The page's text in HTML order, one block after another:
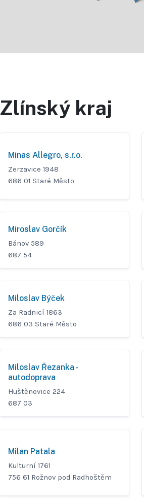
Zlínský kraj
Minas Allegro, s.r.o.
Zerzavice 1948
686 01 Staré Město
Miroslav Gorčík
Bánov 589
687 54
Miloslav Býček
Za Radnicí 1863
686 03 Staré Město
Miloslav Řezanka -
autodoprava
Huštěnovice 224
687 03
Milan Patala
Kulturní 1761
756 61 Rožnov pod Radhoštěm